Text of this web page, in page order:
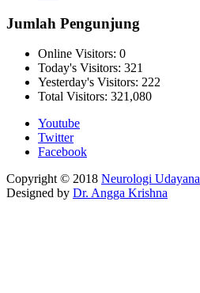
Jumlah Pengunjung
Online Visitors: 0
Today's Visitors: 321
Yesterday's Visitors: 222
Total Visitors: 321,080
Youtube
Twitter
Facebook
Copyright © 2018 Neurologi Udayana
Designed by Dr. Angga Krishna